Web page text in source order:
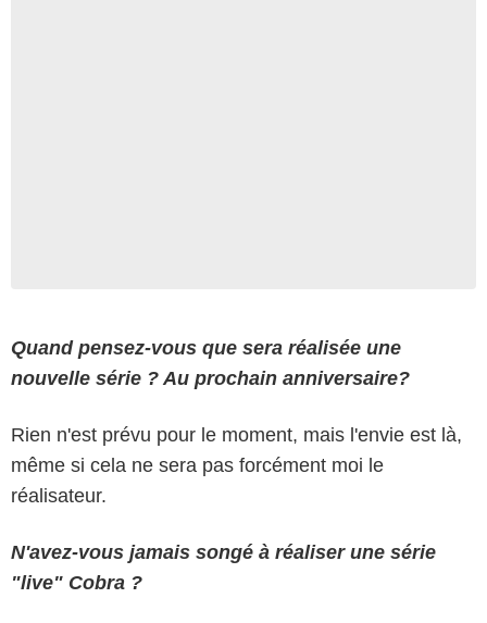
Quand pensez-vous que sera réalisée une
nouvelle série ? Au prochain anniversaire?
Rien n'est prévu pour le moment, mais l'envie est là,
même si cela ne sera pas forcément moi le
réalisateur.
N'avez-vous jamais songé à réaliser une série
"live" Cobra ?